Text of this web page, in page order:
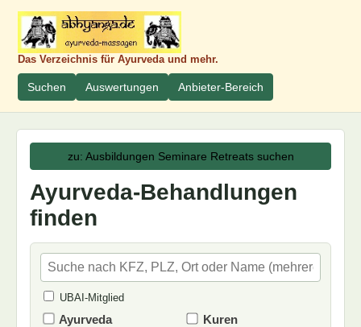
Das Verzeichnis für Ayurveda und mehr.
Suchen Auswertungen Anbieter-Bereich
zu: Ausbildungen Seminare Retreats suchen
Ayurveda-Behandlungen
finden
UBAI-Mitglied
Ayurveda
Kuren